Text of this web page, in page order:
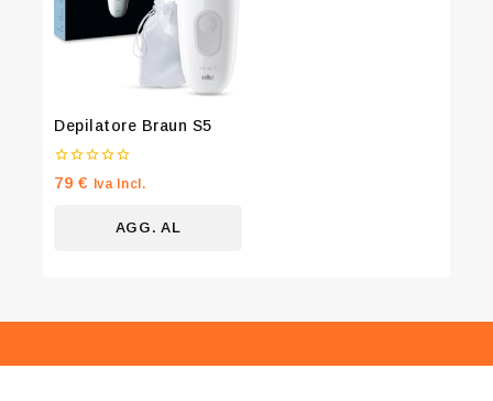
Depilatore Braun S5
0
su
79€ Iva Incl.
AGG. AL